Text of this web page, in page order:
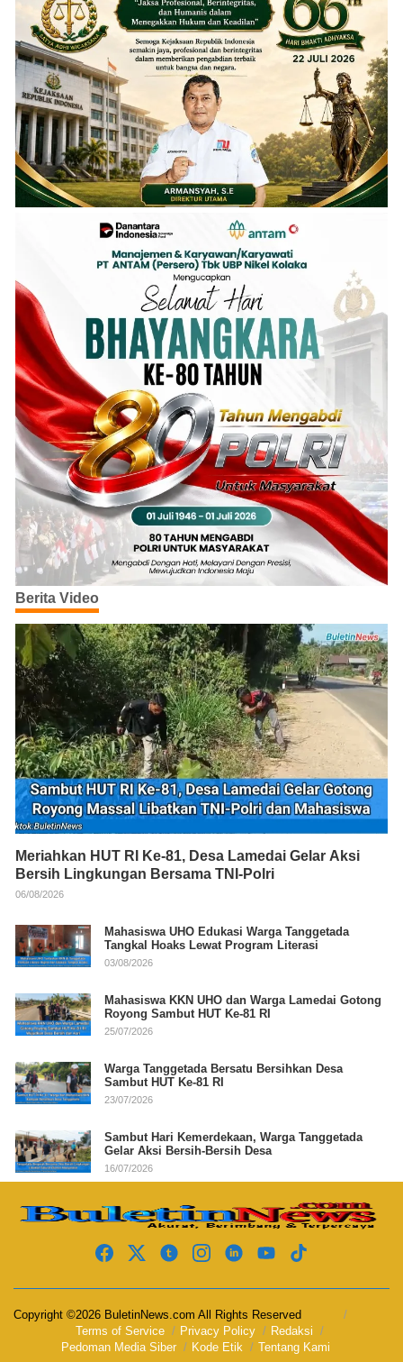
Berita Video
Meriahkan HUT RI Ke-81, Desa Lamedai Gelar Aksi
Bersih Lingkungan Bersama TNI-Polri
06/08/2026
Mahasiswa UHO Edukasi Warga Tanggetada
Tangkal Hoaks Lewat Program Literasi
03/08/2026
Mahasiswa KKN UHO dan Warga Lamedai Gotong
Royong Sambut HUT Ke-81 RI
25/07/2026
Warga Tanggetada Bersatu Bersihkan Desa
Sambut HUT Ke-81 RI
23/07/2026
Sambut Hari Kemerdekaan, Warga Tanggetada
Gelar Aksi Bersih-Bersih Desa
16/07/2026
Copyright ©2026 BuletinNews.com All Rights Reserved
Terms of Service
Privacy Policy
Redaksi
Pedoman Media Siber
Kode Etik Tentang Kami